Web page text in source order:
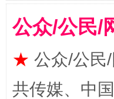
揭批美国五大"
公众/公民/
★ 公众/公民
共传媒、中